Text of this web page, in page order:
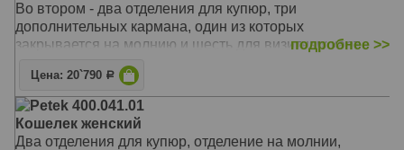
Во втором - два отделения для купюр, три
дополнительных кармана, один из которых
закрывается на молнию и шесть для визитных карт
Материал: Натуральная кожа
Цвет: Голубой
Тип: прямой
Размер: 18,0х9,5х4,0 см
подробнее >>
Цена: 20`790 Р
Petek 400.041.01
Кошелек женский
Два отделения для купюр, отделение на молнии,